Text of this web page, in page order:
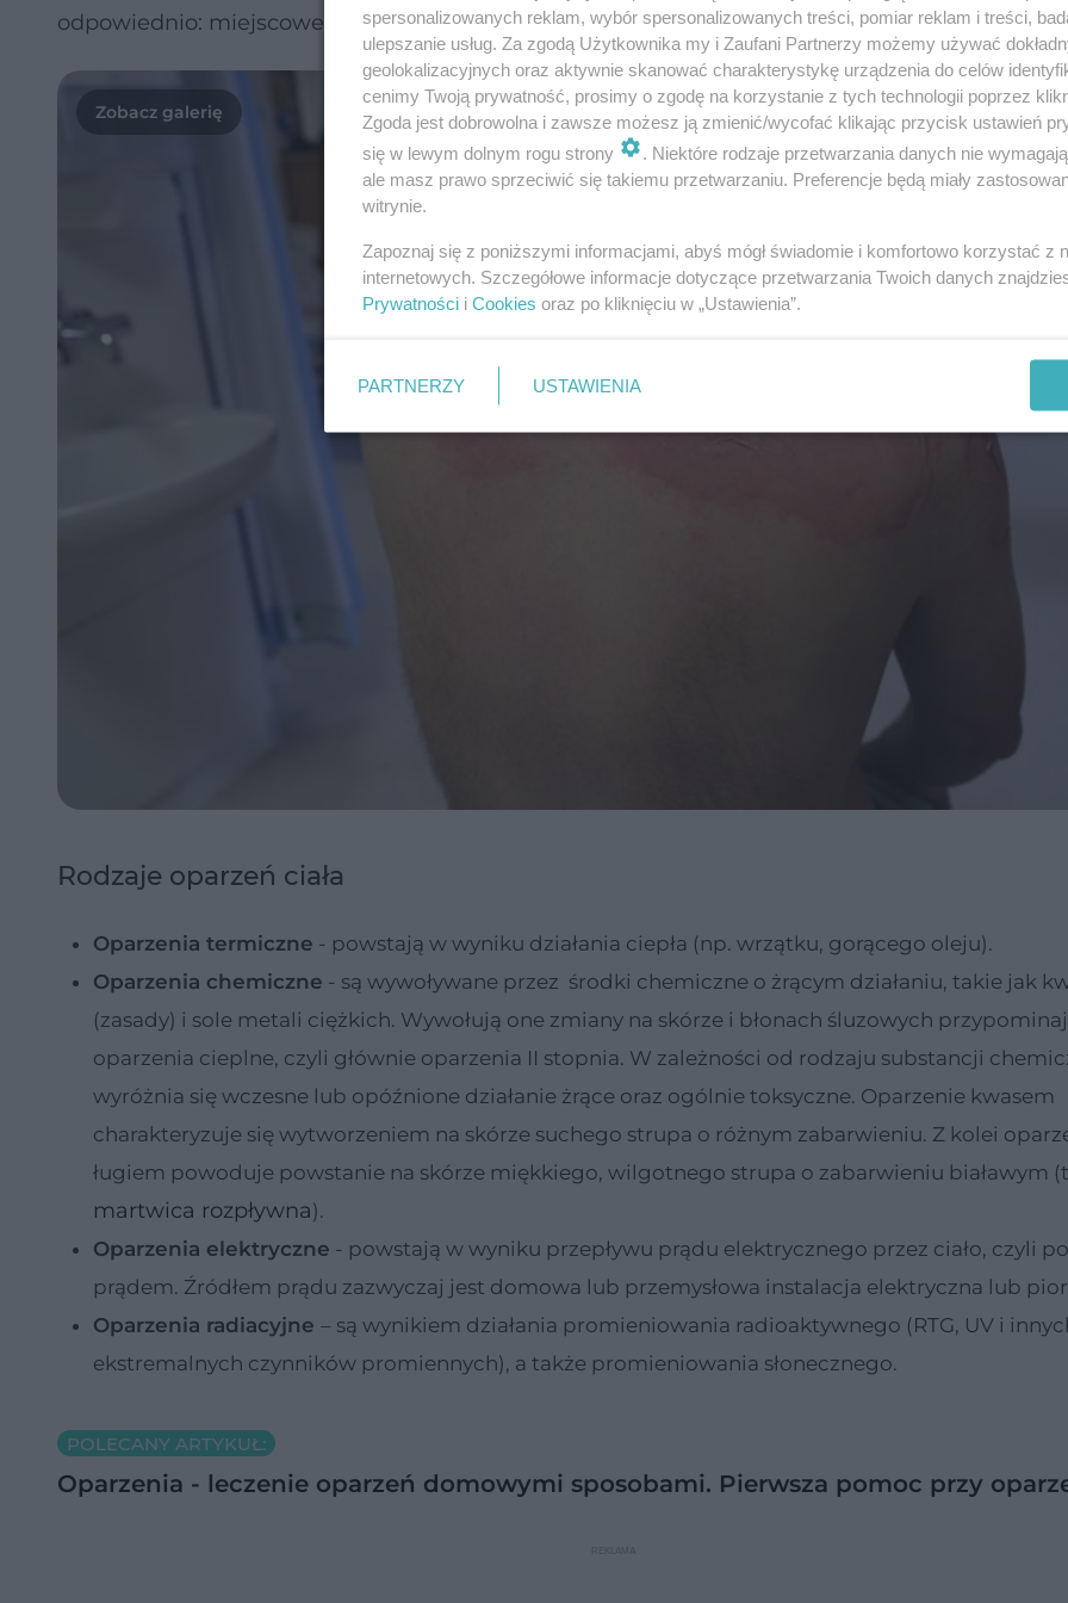
odpowiednio: miejscowe lub ogólnoustrojowe uszkodzenia. Jakie sąrodzajeistopnie
Rodzaje oparzeń ciała
Oparzenia termiczne - powstają w wyniku działania ciepła (np. wrzątku, gorącego oleju).
Oparzenia chemiczne - są wywoływane przez środki chemiczne o żrącym działaniu, takie jak
(zasady) i sole metali ciężkich. Wywołują one zmiany na skórze i błonach śluzowych
oparzenia cieplne, czyli głównie oparzenia II stopnia. W zależności od rodzaju substancji
wyróżnia się wczesne lub opóźnione działanie żrące oraz ogólnie toksyczne. Oparzenie kwasem
charakteryzuje się wytworzeniem na skórze suchego strupa o różnym zabarwieniu. Z kolei
ługiem powoduje powstanie na skórze miękkiego, wilgotnego strupa o zabarwieniu białawym
martwica rozpływna).
Oparzenia elektryczne - powstają w wyniku przepływu prądu elektrycznego przez ciało, czyli
prądem. Źródłem prądu zazwyczaj jest domowa lub przemysłowa instalacja elektryczna lub
Oparzenia radiacyjne – są wynikiem działania promieniowania radioaktywnego (RTG, UV i
ekstremalnych czynników promiennych), a także promieniowania słonecznego.
POLECANY ARTYKUŁ:
Oparzenia - leczenie oparzeń domowymi sposobami. Pierwsza pomoc przy
spersonalizowanych reklam, wybór spersonalizowanych treści, pomiar reklam i treści,
ulepszanie usług. Za zgodą Użytkownika my i Zaufani Partnerzy możemy używać
geolokalizacyjnych oraz aktywnie skanować charakterystykę urządzenia do celów
cenimy Twoją prywatność, prosimy o zgodę na korzystanie z tych technologii poprzez
Zgoda jest dobrowolna i zawsze możesz ją zmienić/wycofać klikając przycisk ustawień
się w lewym dolnym rogu strony
. Niektóre rodzaje przetwarzania danych nie
ale masz prawo sprzeciwić się takiemu przetwarzaniu. Preferencje będą miały
witrynie.
Zapoznaj się z poniższymi informacjami, abyś mógł świadomie i komfortowo korzystać z
internetowych. Szczegółowe informacje dotyczące przetwarzania Twoich danych
Prywatności i Cookies oraz po kliknięciu w „Ustawienia”.
PARTNERZY USTAWIENIA